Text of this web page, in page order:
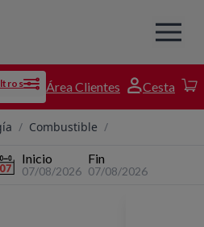
Área Clientes Cesta
/ Combustible /
Inicio
07/08/2026
Fin
07/08/2026